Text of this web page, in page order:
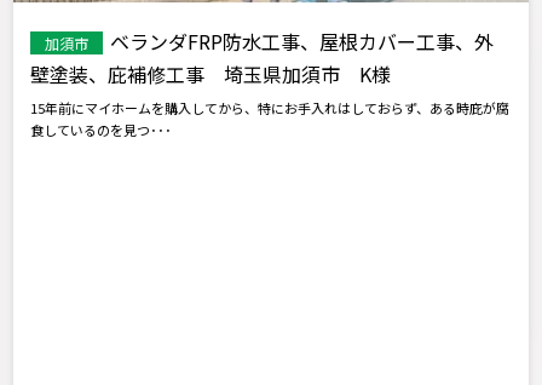
加須市
ベランダFRP防水工事、屋根カバー工事、外
壁塗装、庇補修工事 埼玉県加須市 K様
15年前にマイホームを購入してから、特にお手入れはしておらず、ある時庇が腐
食しているのを見つ･･･